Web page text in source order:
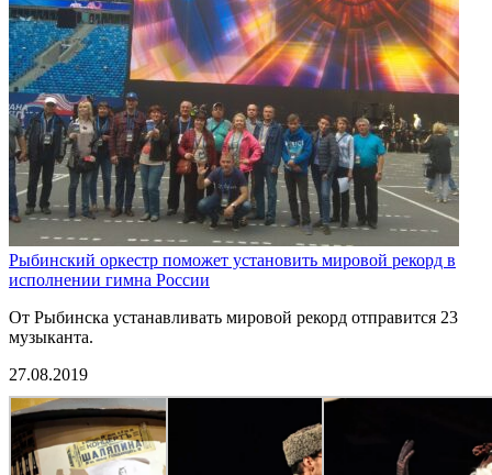
Рыбинский оркестр поможет установить мировой рекорд в
исполнении гимна России
От Рыбинска устанавливать мировой рекорд отправится 23
музыканта.
27.08.2019